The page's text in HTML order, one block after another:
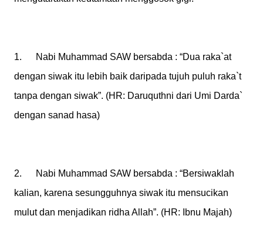
1. Nabi Muhammad SAW bersabda : “Dua raka`at
dengan siwak itu lebih baik daripada tujuh puluh raka`t
tanpa dengan siwak”. (HR: Daruquthni dari Umi Darda`
dengan sanad hasa)
2. Nabi Muhammad SAW bersabda : “Bersiwaklah
kalian, karena sesungguhnya siwak itu mensucikan
mulut dan menjadikan ridha Allah”. (HR: Ibnu Majah)